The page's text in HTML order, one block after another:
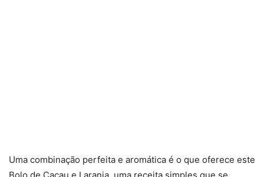
Uma combinação perfeita e aromática é o que oferece este